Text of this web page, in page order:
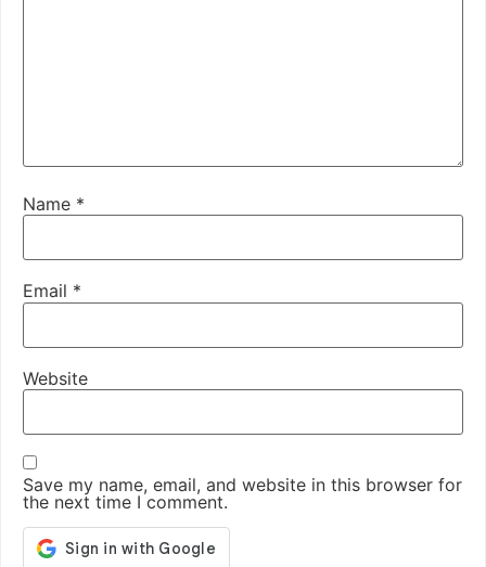
Name *
Email *
Website
Save my name, email, and website in this browser for
the next time I comment.